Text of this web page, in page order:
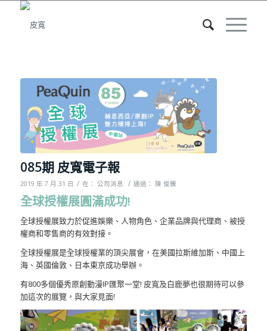
085期 皮寬電子報
2019 年 7 月 31 日 / 在： 公司消息 / 通過： 陳 俊騰
全球授權展圓滿成功!
全球授權展致力於促進娛樂、人物角色、企業品牌與代理商、被授
權商和零售商的有效對接。
全球授權展是全球授權業的頂尖展會，在美國拉斯維加斯、中國上
海、英國倫敦、日本東京成功舉辦。
有800多個優秀原創動漫IP匯聚一堂! 皮寬及白鹿夢也很期待可以參
加這次的展覽，與大家見面!